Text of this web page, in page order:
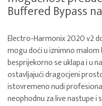
Buffered Bypass
Electro-Harmonix 2020 v2
mogu doći u iznimno malom
besprijekorno se uklapa i u
ostavljajući dragocjeni
istovremeno nudi
neophodnu za live nastupe i